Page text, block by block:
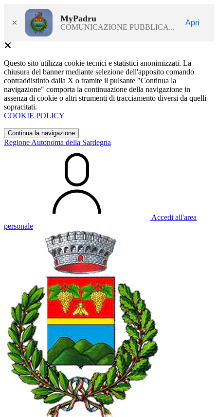
× MyPadru
COMUNICAZIONE PUBBLICA...
Apri
Questo sito utilizza cookie tecnici e statistici anonimizzati. La
chiusura del banner mediante selezione dell'apposito comando
contraddistinto dalla X o tramite il pulsante "Continua la
navigazione" comporta la continuazione della navigazione in
assenza di cookie o altri strumenti di tracciamento diversi da quelli
sopracitati.
COOKIE POLICY
Continua la navigazione
Regione Autonoma della Sardegna
Accedi all'area
personale